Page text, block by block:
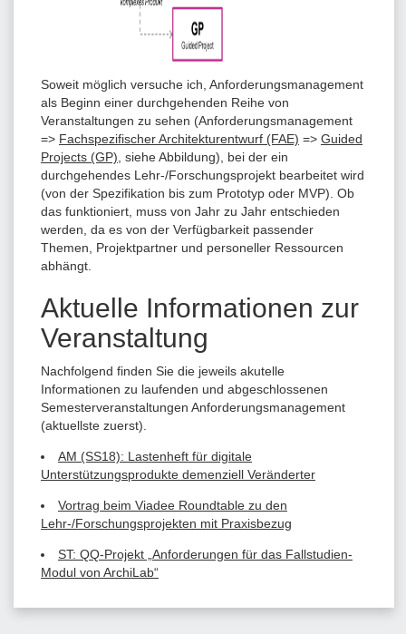
Soweit möglich versuche ich, Anforderungsmanagement
als Beginn einer durchgehenden Reihe von
Veranstaltungen zu sehen (Anforderungsmanagement
=> Fachspezifischer Architekturentwurf (FAE) => Guided
Projects (GP) , siehe Abbildung), bei der ein
durchgehendes Lehr-/Forschungsprojekt bearbeitet wird
(von der Spezifikation bis zum Prototyp oder MVP). Ob
das funktioniert, muss von Jahr zu Jahr entschieden
werden, da es von der Verfügbarkeit passender
Themen, Projektpartner und personeller Ressourcen
abhängt.
Aktuelle Informationen zur
Veranstaltung
Nachfolgend finden Sie die jeweils akutelle
Informationen zu laufenden und abgeschlossenen
Semesterveranstaltungen Anforderungsmanagement
(aktuellste zuerst).
AM (SS18): Lastenheft für digitale
Unterstützungsprodukte demenziell Veränderter
Vortrag beim Viadee Roundtable zu den
Lehr-/Forschungsprojekten mit Praxisbezug
ST: QQ-Projekt „Anforderungen für das Fallstudien-
Modul von ArchiLab“